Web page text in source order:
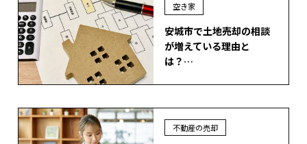
空き家
安城市で土地売却の相談
が増えている理由と
は？…
不動産の売却